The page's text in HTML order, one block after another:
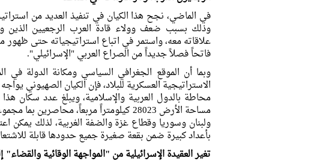
في الماضي، نجح هذا الكيان في تنفيذ العديد من
وذلك بسبب ضعف وولاء قادة العرب الرجعيين الذين
علاقاته معه، واستمر في اتباع استراتيجياته حتى ظهور
فاتحاً فصلاً جديداً من الصراع العربي "الإسرائيلي".
وبما أن الموقع الجغرافي السياسي ومكانة الدولة في
الاستراتيجية العسكرية للبلاد، فإن الكيان الصهيوني
ولبنان وسوريا وقطاع غزة والضفة الغربية، لذلك يمكن
بأعداد كبيرة ضمن بقعة صغيرة جميع حدودها قابلة
تغير العقيدة الإسرائيلية من "المواجهة الوقائية